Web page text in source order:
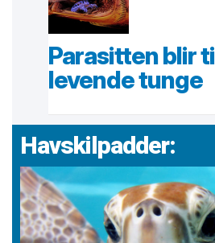
Parasitten blir
levende tunge
Havskilpadder: